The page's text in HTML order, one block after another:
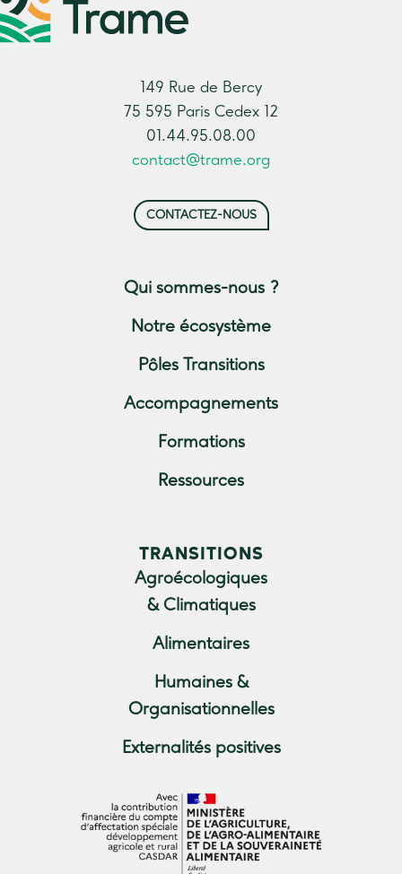
149 Rue de Bercy
75 595 Paris Cedex 12
01.44.95.08.00
contact@trame.org
CONTACTEZ-NOUS
Qui sommes-nous ?
Notre écosystème
Pôles Transitions
Accompagnements
Formations
Ressources
TRANSITIONS
Agroécologiques
& Climatiques
Alimentaires
Humaines &
Organisationnelles
Externalités positives